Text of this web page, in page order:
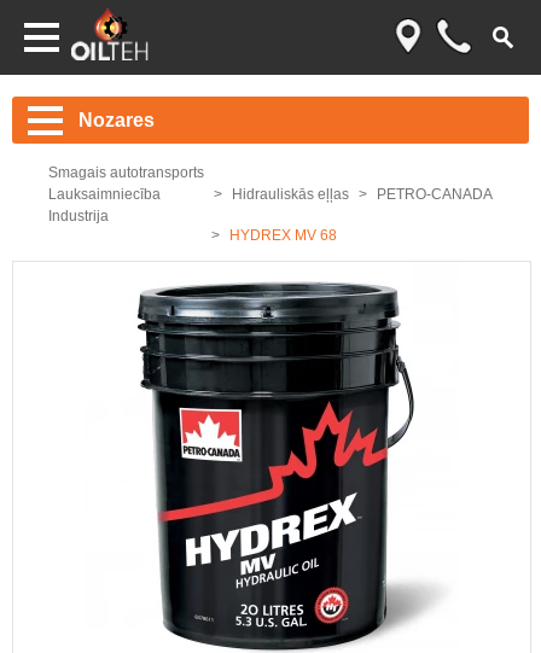
Nozares
Smagais autotransports
Lauksaimniecība
Industrija
Hidrauliskās eļļas PETRO-CANADA
HYDREX MV 68